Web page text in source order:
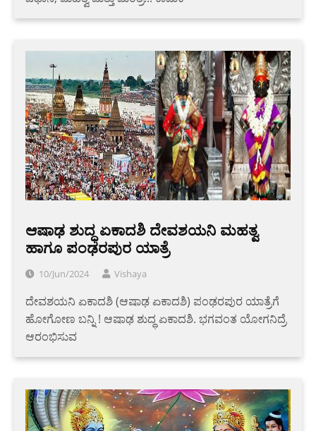
ಆಷಾಢ ಶುದ್ಧ ಏಕಾದಶಿ ದೇವಶಯನಿ ಮಹತ್ವ
ಹಾಗೂ ಪಂಢರಪುರ ಯಾತ್ರೆ
10/Jun/2024 Vishaya
ದೇವಶಯನಿ ಏಕಾದಶಿ (ಆಷಾಢ ಏಕಾದಶಿ) ಪಂಢರಪುರ ಯಾತ್ರೆಗೆ
ಹೋಗೋಣ ಬನ್ನಿ ! ಆಷಾಢ ಶುದ್ಧ ಏಕಾದಶಿ. ಭಗವಂತ ಯೋಗನಿದ್ರೆ
ಆರಂಭಿಸುವ